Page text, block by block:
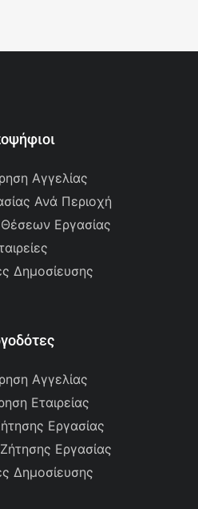
Αγγελίας
Ανά Περιοχή
Θέσεων Εργασίας
Δημοσίευσης
Αγγελίας
Εταιρείας
Εργασίας
Εργασίας
Δημοσίευσης